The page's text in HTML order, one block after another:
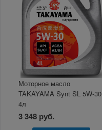
Моторное масло
TAKAYAMA Synt SL 5W-30
4л
3 348 руб.